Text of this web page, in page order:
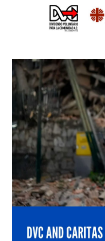
se llevó a cabo en la
y momentos de
se reconoció el
de 9 a 12 años,
la empresa garantizó
que incluía una
de productos de la
de un equipo de
y una enfermera
fueron muy
han sido muy
llenan los ojos de los
haciendo las
y su portafolio de
Instagram (